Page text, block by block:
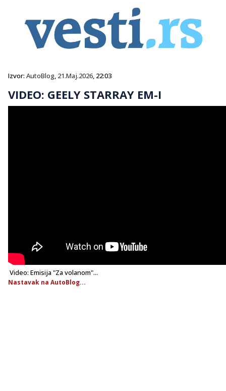
Izvor: AutoBlog, 21.Maj.2026, 22:03
VIDEO: GEELY STARRAY EM-I
Video: Emisija "Za volanom"...
Nastavak na AutoBlog...